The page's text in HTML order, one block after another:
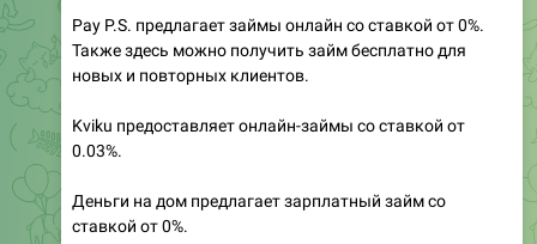
Pay P.S. предлагает займы онлайн со ставкой от 0%.
Также здесь можно получить займ бесплатно для
новых и повторных клиентов.
Kviku предоставляет онлайн-займы со ставкой от
0.03%.
Деньги на дом предлагает зарплатный займ со
ставкой от 0%.